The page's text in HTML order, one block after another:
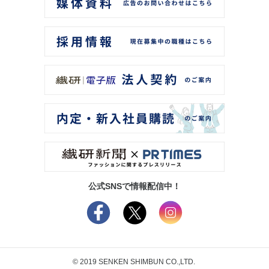
公式SNSで情報配信中！
© 2019 SENKEN SHIMBUN CO.,LTD.